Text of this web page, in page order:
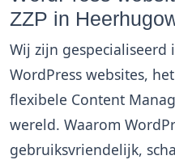
ZZP in
Wij zijn gespecialiseerd
WordPress websites,
flexibele Content
wereld. Waarom
gebruiksvriendelijk,